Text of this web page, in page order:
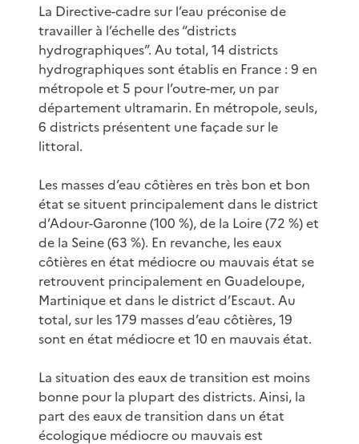
La Directive-cadre sur l’eau préconise de
travailler à l’échelle des “districts
hydrographiques”. Au total, 14 districts
hydrographiques sont établis en France : 9 en
métropole et 5 pour l’outre-mer, un par
département ultramarin. En métropole, seuls,
6 districts présentent une façade sur le
littoral.
Les masses d’eau côtières en très bon et bon
état se situent principalement dans le district
d’Adour-Garonne (100 %), de la Loire (72 %) et
de la Seine (63 %). En revanche, les eaux
côtières en état médiocre ou mauvais état se
retrouvent principalement en Guadeloupe,
Martinique et dans le district d’Escaut. Au
total, sur les 179 masses d’eau côtières, 19
sont en état médiocre et 10 en mauvais état.
La situation des eaux de transition est moins
bonne pour la plupart des districts. Ainsi, la
part des eaux de transition dans un état
écologique médiocre ou mauvais est